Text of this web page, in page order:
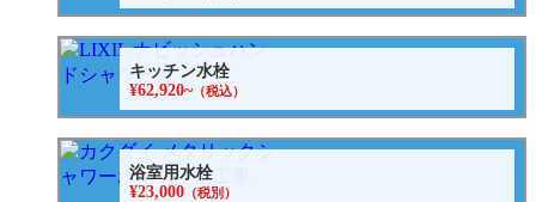
キッチン水栓
¥62,920~（税込）
浴室用水栓
¥23,000 （税別）